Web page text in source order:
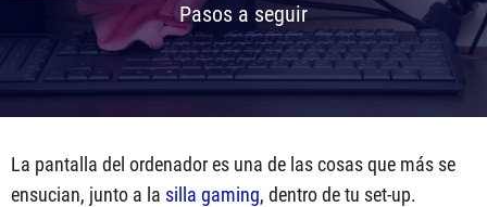
Pasos a seguir
La pantalla del ordenador es una de las cosas que más se
ensucian, junto a la silla gaming, dentro de tu set-up.